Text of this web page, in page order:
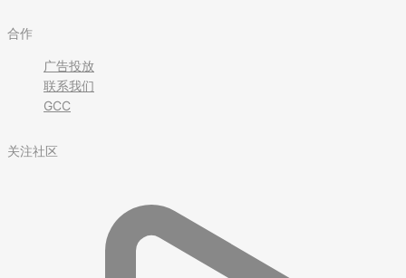
合作
广告投放
联系我们
GCC
关注社区